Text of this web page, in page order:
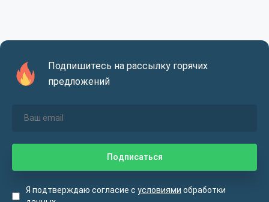
Подпишитесь на рассылку горячих
предложений
Я подтверждаю согласие с условиями обработки